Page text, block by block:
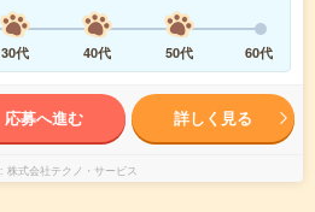
30代 40代 50代 60代
応募へ進む 詳しく見る
株式会社テクノ・サービス